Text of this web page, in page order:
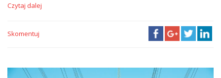
Czytaj dalej
Skomentuj